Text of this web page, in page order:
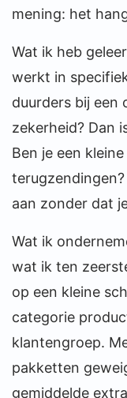
mening: het
Wat ik heb
werkt in
duurders bij een
zekerheid? Dan
Ben je een
aan zonder dat
Wat ik
wat ik ten
op een kleine
categorie
klantengroep.
pakketten
gemiddelde